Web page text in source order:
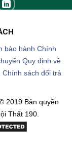
bảo hành Chính
Quy định về
Chính sách đổi trả
2019 Bản quyền
Thất 190.